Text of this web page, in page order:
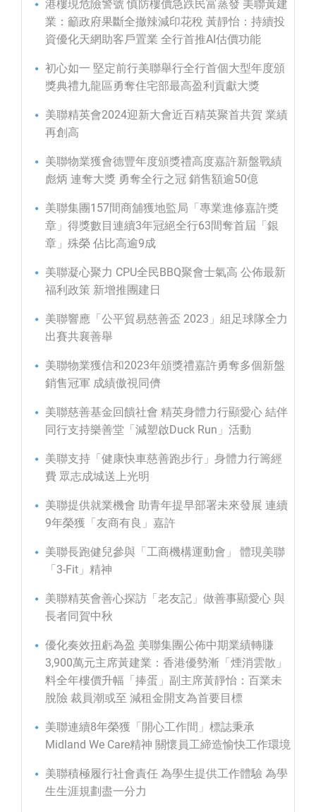
港樓現危險警號 慎防樓價急跌民富蒸發 美聯黃建
業：籲政府果斷全撤辣減印花稅 黃靜怡：持續投
資優化天網助客戶置業 全行首推AI估價功能
初心如一 堅定前行美聯舉行全行首個大型年度頒
獎典禮九龍區勇奪住宅部最高盈利貢獻大獎
美聯精英會2024迎新大會近百精英聚首共賀 業績
再創高
美聯物業獲會德豐年度頒獎禮高度嘉許新盤戰績
彪炳 連奪大獎 勇奪全行之冠 銷售額逾50億
美聯集團157間商舖獲地監局「專業進修嘉許獎
章」得獎數目連續3年冠絕全行63間奪首屆「銀
章」殊榮 佔比高逾9成
美聯凝心聚力 CPU全民BBQ聚會士氣高 公佈最新
福利政策 新增推團建日
美聯響應「公平貿易慈善盃 2023」組足球隊全力
出賽共襄善舉
美聯物業獲信和2023年頒獎禮嘉許勇奪多個新盤
銷售冠軍 成績傲視同儕
美聯慈善基金回饋社會 精英身體力行顯愛心 結伴
同行支持樂善堂「減塑啟Duck Run」活動
美聯支持「健康快車慈善跑步行」身體力行籌經
費 眾志成城送上光明
美聯提供就業機會 助青年提早部署未來發展 連續
9年榮獲「友商有良」嘉許
美聯長跑健兒參與「工商機構運動會」 體現美聯
「3-Fit」精神
美聯精英會善心探訪「老友記」做善事顯愛心 與
長者同賀中秋
優化奏效扭虧為盈 美聯集團公佈中期業績轉賺
3,900萬元主席黃建業：香港優勢漸「煙消雲散」
料全年樓價升幅「捧蛋」副主席黃靜怡：百業未
脫險 裁員潮或至 減租金開支為首要目標
美聯連續8年榮獲「開心工作間」標誌秉承
Midland We Care精神 關懷員工締造愉快工作環境
美聯積極履行社會責任 為學生提供工作體驗 為學
生生涯規劃盡一分力